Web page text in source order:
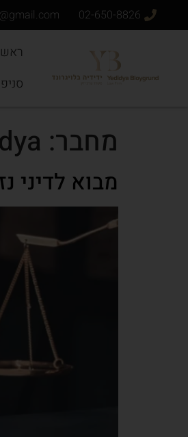
02-650-8826
מחבר:
מבוא לדיני